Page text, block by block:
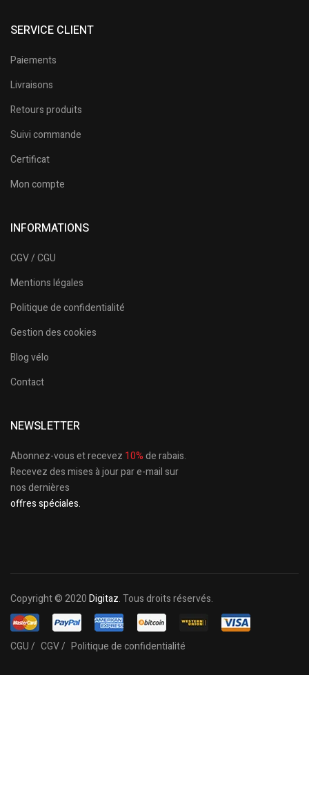
SERVICE CLIENT
Paiements
Livraisons
Retours produits
Suivi commande
Certificat
Mon compte
INFORMATIONS
CGV / CGU
Mentions légales
Politique de confidentialité
Gestion des cookies
Blog vélo
Contact
NEWSLETTER
Abonnez-vous et recevez 10%de rabais.
Recevez des mises à jour par e-mail sur
nos dernières
offres spéciales.
Copyright © 2020Digitaz. Tous droits réservés.
CGU / CGV / Politique de confidentialité